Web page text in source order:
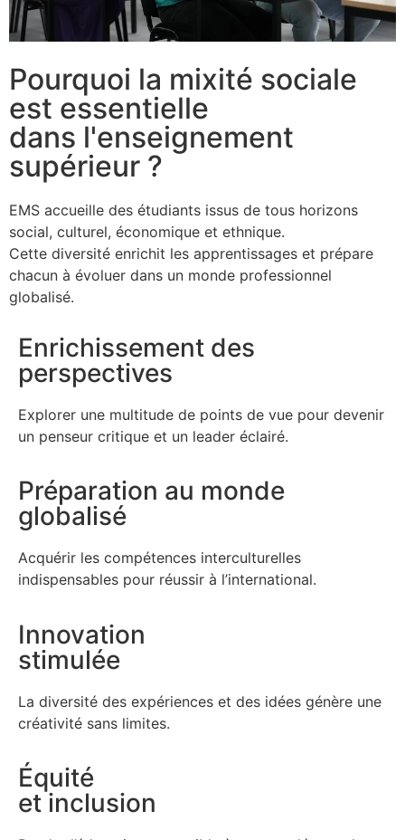
Pourquoi la mixité sociale
est essentielle
dans l'enseignement
supérieur ?
EMS accueille des étudiants issus de tous horizons
social, culturel, économique et ethnique.
Cette diversité enrichit les apprentissages et prépare
chacun à évoluer dans un monde professionnel
globalisé.
Enrichissement des
perspectives
Explorer une multitude de points de vue pour devenir
un penseur critique et un leader éclairé.
Préparation au monde
globalisé
Acquérir les compétences interculturelles
indispensables pour réussir à l’international.
Innovation
stimulée
La diversité des expériences et des idées génère une
créativité sans limites.
Équité
et inclusion